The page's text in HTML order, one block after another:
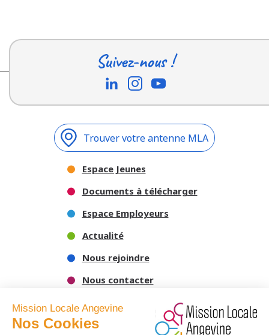
Suivez-nous !
Trouver votre antenne MLA
Espace Jeunes
Documents à télécharger
Espace Employeurs
Actualité
Nous rejoindre
Nous contacter
Mission Locale Angevine
Nos Cookies